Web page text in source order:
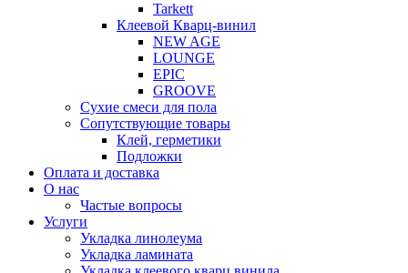
Tarkett
Клеевой Кварц-винил
NEW AGE
LOUNGE
EPIC
GROOVE
Сухие смеси для пола
Сопутствующие товары
Клей, герметики
Подложки
Оплата и доставка
О нас
Частые вопросы
Услуги
Укладка линолеума
Укладка ламината